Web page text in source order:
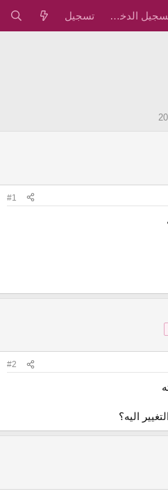
تسجيل الدخول تسجيل
#1
#2
اليه؟